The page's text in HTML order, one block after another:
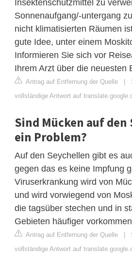
Insektenschutzmittel zu
Sonnenaufgang/-untergang
nicht klimatisierten Räumen
gute Idee, unter einem
Informieren Sie sich vor
Ihrem Arzt über die neuesten
Antrag auf Entfernung der Quelle |
vollständige Antwort auf
Sind Mücken auf den
ein Problem?
Auf den Seychellen gibt es
gegen das es keine Impfung
Viruserkrankung wird von
und wird vorwiegend von
die tagsüber stechen und in
Gebieten häufiger
Antrag auf Entfernung der Quelle |
vollständige Antwort auf